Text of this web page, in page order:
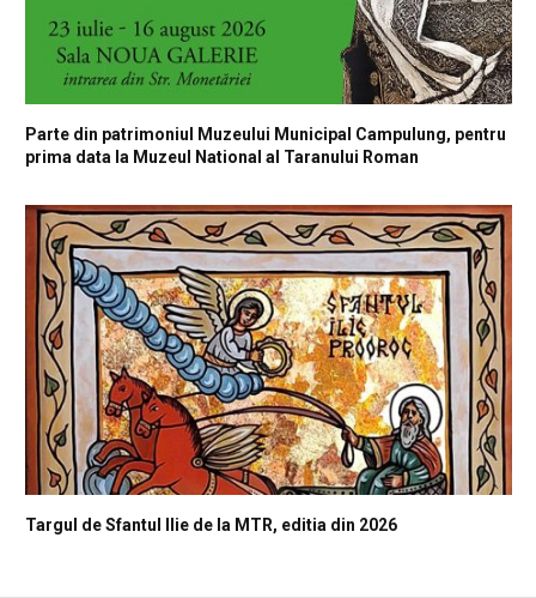
Parte din patrimoniul Muzeului Municipal Campulung, pentru
prima data la Muzeul National al Taranului Roman
Targul de Sfantul Ilie de la MTR, editia din 2026